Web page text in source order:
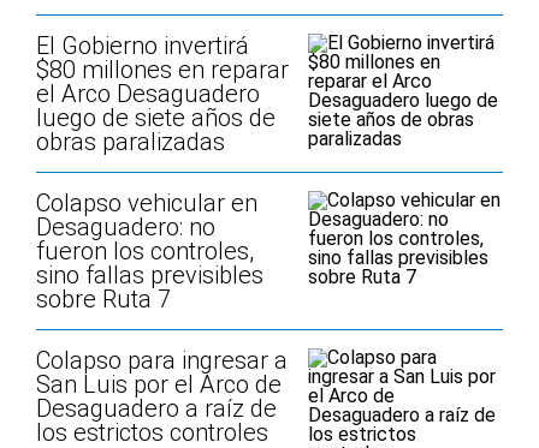
El Gobierno invertirá
$80 millones en reparar
el Arco Desaguadero
luego de siete años de
obras paralizadas
Colapso vehicular en
Desaguadero: no
fueron los controles,
sino fallas previsibles
sobre Ruta 7
Colapso para ingresar a
San Luis por el Arco de
Desaguadero a raíz de
los estrictos controles